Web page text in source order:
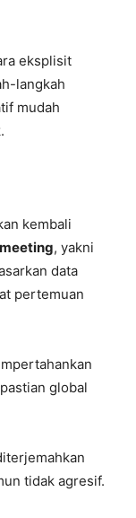
eksplisit
langkah
mudah
kembali
, yakni
data
pertemuan
global
tidak agresif.